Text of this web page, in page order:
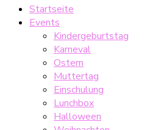
Startseite
Events
Kindergeburtstag
Karneval
Ostern
Muttertag
Einschulung
Lunchbox
Halloween